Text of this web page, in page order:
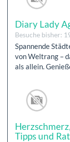
Diary Lady
Besuche bisher:
Spannende
von Weltrang –
als allein.
Tipps und